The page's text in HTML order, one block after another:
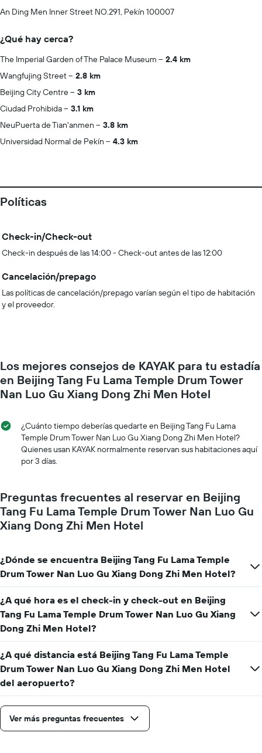
An Ding Men Inner Street NO.291, Pekín 100007
¿Qué hay cerca?
The Imperial Garden of The Palace Museum
2.4 km
Wangfujing Street
2.8 km
Beijing City Centre
3 km
Ciudad Prohibida
3.1 km
NeuPuerta de Tian'anmen
3.8 km
Universidad Normal de Pekín
4.3 km
Políticas
Check-in/Check-out
Check-in después de las 14:00 - Check-out antes de las 12:00
Cancelación/prepago
Las políticas de cancelación/prepago varían según el tipo de habitación
y el proveedor.
Los mejores consejos de KAYAK para tu estadía
en Beijing Tang Fu Lama Temple Drum Tower
Nan Luo Gu Xiang Dong Zhi Men Hotel
¿Cuánto tiempo deberías quedarte en Beijing Tang Fu Lama
Temple Drum Tower Nan Luo Gu Xiang Dong Zhi Men Hotel?
Quienes usan KAYAK normalmente reservan sus habitaciones aquí
por 3 días.
Preguntas frecuentes al reservar en Beijing
Tang Fu Lama Temple Drum Tower Nan Luo Gu
Xiang Dong Zhi Men Hotel
¿Dónde se encuentra Beijing Tang Fu Lama Temple
Drum Tower Nan Luo Gu Xiang Dong Zhi Men Hotel?
¿A qué hora es el check-in y check-out en Beijing
Tang Fu Lama Temple Drum Tower Nan Luo Gu Xiang
Dong Zhi Men Hotel?
¿A qué distancia está Beijing Tang Fu Lama Temple
Drum Tower Nan Luo Gu Xiang Dong Zhi Men Hotel
del aeropuerto?
Ver más preguntas frecuentes